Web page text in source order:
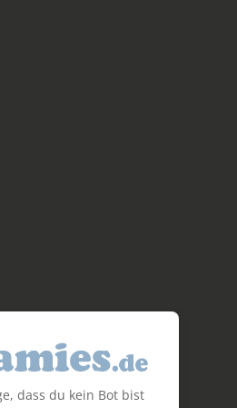
dass du kein Bot bist